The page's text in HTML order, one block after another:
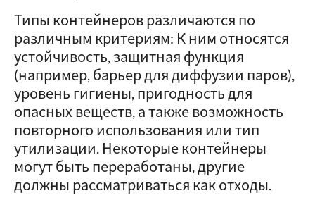
Типы контейнеров различаются по
различным критериям: К ним относятся
устойчивость, защитная функция
(например, барьер для диффузии паров),
уровень гигиены, пригодность для
опасных веществ, а также возможность
повторного использования или тип
утилизации. Некоторые контейнеры
могут быть переработаны, другие
должны рассматриваться как отходы.